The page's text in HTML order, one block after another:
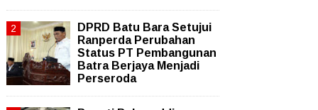
DPRD Batu Bara Setujui
Ranperda Perubahan
Status PT Pembangunan
Batra Berjaya Menjadi
Perseroda